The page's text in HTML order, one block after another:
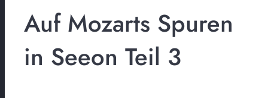
Auf Mozarts Spuren
in Seeon Teil 3